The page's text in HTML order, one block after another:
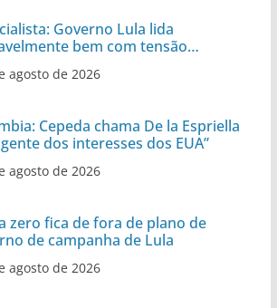
Governo Lula lida
bem com tensão
agosto de 2026
Cepeda chama De la Espriella
dos interesses dos EUA”
agosto de 2026
zero fica de fora de plano de
de campanha de Lula
agosto de 2026